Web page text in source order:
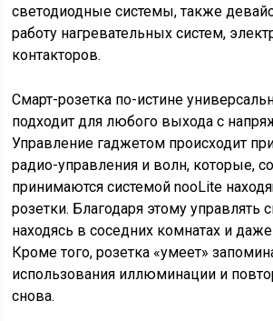
светодиодные системы, также
работу нагревательных систем,
контакторов.
Смарт-розетка по-истине
подходит для любого выхода с
Управление гаджетом происходит
радио-управления и волн, которые,
принимаются системой nooLite
розетки. Благодаря этому
находясь в соседних комнатах и
Кроме того, розетка «умеет»
использования иллюминации и
снова.